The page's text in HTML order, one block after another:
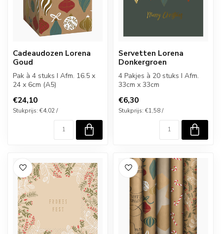
Cadeaudozen Lorena
Goud
Pak à 4 stuks I Afm. 16.5 x
24 x 6cm (A5)
€24,10
Stukprijs: €4,02 /
Servetten Lorena
Donkergroen
4 Pakjes à 20 stuks I Afm.
33cm x 33cm
€6,30
Stukprijs: €1,58 /